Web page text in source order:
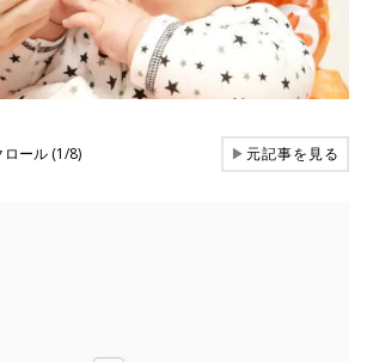
ロール (1/8) ▶元記事を見る